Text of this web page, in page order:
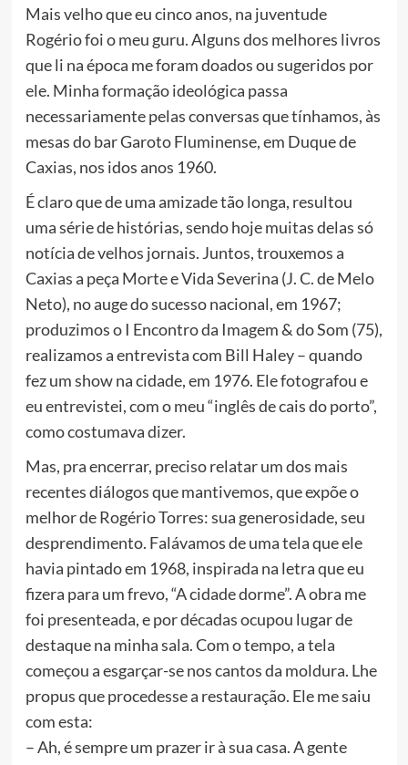
Mais velho que eu cinco anos, na juventude
Rogério foi o meu guru. Alguns dos melhores livros
que li na época me foram doados ou sugeridos por
ele. Minha formação ideológica passa
necessariamente pelas conversas que tínhamos, às
mesas do bar Garoto Fluminense, em Duque de
Caxias, nos idos anos 1960.
É claro que de uma amizade tão longa, resultou
uma série de histórias, sendo hoje muitas delas só
notícia de velhos jornais. Juntos, trouxemos a
Caxias a peça Morte e Vida Severina (J. C. de Melo
Neto), no auge do sucesso nacional, em 1967;
produzimos o I Encontro da Imagem & do Som (75),
realizamos a entrevista com Bill Haley – quando
fez um show na cidade, em 1976. Ele fotografou e
eu entrevistei, com o meu “inglês de cais do porto”,
como costumava dizer.
Mas, pra encerrar, preciso relatar um dos mais
recentes diálogos que mantivemos, que expõe o
melhor de Rogério Torres: sua generosidade, seu
desprendimento. Falávamos de uma tela que ele
havia pintado em 1968, inspirada na letra que eu
fizera para um frevo, “A cidade dorme”. A obra me
foi presenteada, e por décadas ocupou lugar de
destaque na minha sala. Com o tempo, a tela
começou a esgarçar-se nos cantos da moldura. Lhe
propus que procedesse a restauração. Ele me saiu
com esta:
– Ah, é sempre um prazer ir à sua casa. A gente